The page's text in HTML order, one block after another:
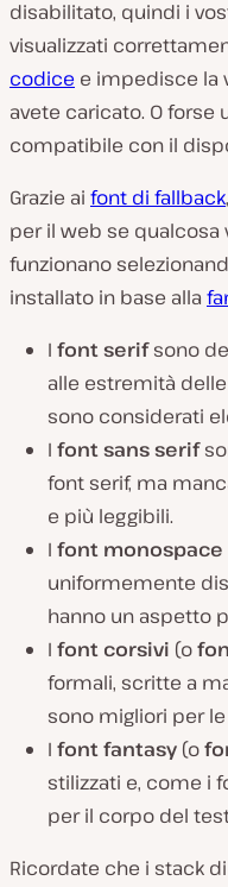
disabilitato, quindi i
visualizzati
codice e impedisce la
avete caricato. O
compatibile con il
Grazie ai font di fallback
per il web se qualcosa
funzionano
installato in base alla
I font serifsono
alle estremità
sono considerati
I font sans serif
font serif, ma
e più leggibili.
I font monospace
uniformemente
hanno un aspetto
I font corsivi (o
formali, scritte a
sono migliori per
I font fantasy (o
stilizzati e, come i
per il corpo del
Ricordate che i stack